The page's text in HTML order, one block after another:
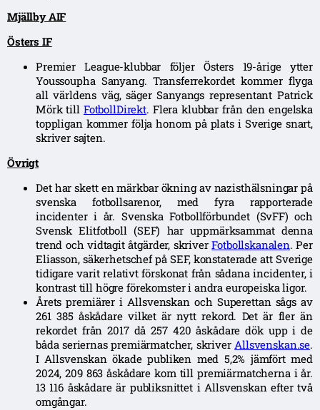
Mjällby AIF
Östers IF
Premier League-klubbar följer Östers 19-årige ytter
Youssoupha Sanyang. Transferrekordet kommer flyga
all världens väg, säger Sanyangs representant Patrick
Mörk till FotbollDirekt. Flera klubbar från den engelska
toppligan kommer följa honom på plats i Sverige snart,
skriver sajten.
Övrigt
Det har skett en märkbar ökning av nazisthälsningar på
svenska fotbollsarenor, med fyra rapporterade
incidenter i år. Svenska Fotbollförbundet (SvFF) och
Svensk Elitfotboll (SEF) har uppmärksammat denna
trend och vidtagit åtgärder, skriverFotbollskanalen. Per
Eliasson, säkerhetschef på SEF, konstaterade att Sverige
tidigare varit relativt förskonat från sådana incidenter, i
kontrast till högre förekomster i andra europeiska ligor.
Årets premiärer i Allsvenskan och Superettan sågs av
261 385 åskådare vilket är nytt rekord. Det är fler än
rekordet från 2017 då 257 420 åskådare dök upp i de
båda seriernas premiärmatcher, skriverAllsvenskan.se.
I Allsvenskan ökade publiken med 5,2% jämfört med
2024, 209 863 åskådare kom till premiärmatcherna i år.
13 116 åskådare är publiksnittet i Allsvenskan efter två
omgångar.